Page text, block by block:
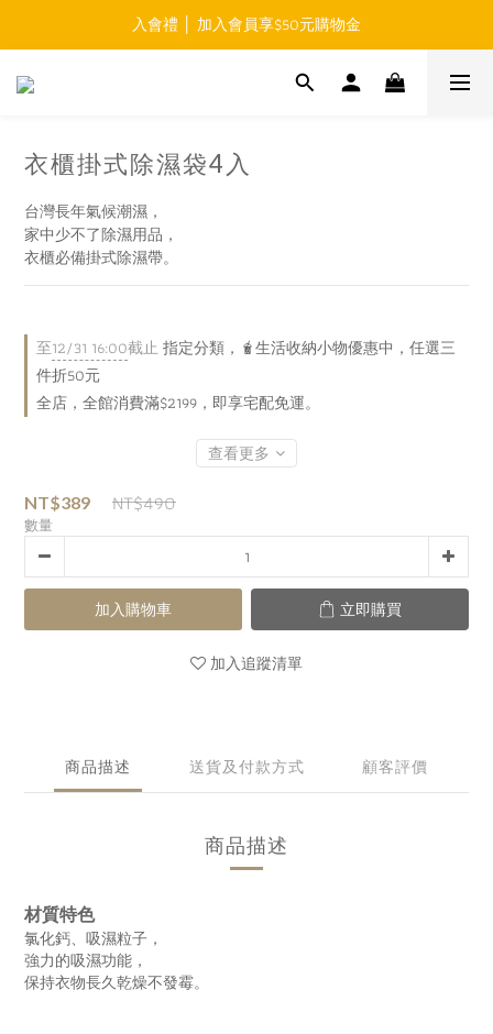
免運費 │ 滿$999元 超商取貨免運
入會禮 │ 加入會員享$50元購物金
免運費 │ 滿$999元 超商取貨免運
衣櫃掛式除濕袋4入
台灣長年氣候潮濕，
家中少不了除濕用品，
衣櫃必備掛式除濕帶。
至12/31 16:00截止指定分類，🧋生活收納小物優惠中，任選三
件折50元
全店，全館消費滿$2199，即享宅配免運。
查看更多
NT$389 NT$490
數量
加入購物車 立即購買
加入追蹤清單
商品描述 送貨及付款方式 顧客評價
商品描述
材質特色
氯化鈣、吸濕粒子，
強力的吸濕功能，
保持衣物長久乾燥不發霉。